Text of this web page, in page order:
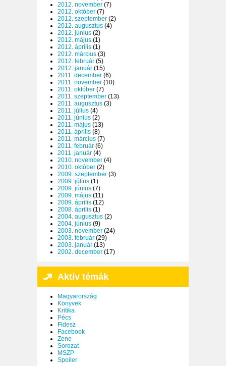
2012. november (7)
2012. október (7)
2012. szeptember (2)
2012. augusztus (4)
2012. június (2)
2012. május (1)
2012. április (1)
2012. március (3)
2012. február (5)
2012. január (15)
2011. december (6)
2011. november (10)
2011. október (7)
2011. szeptember (13)
2011. augusztus (3)
2011. július (4)
2011. június (2)
2011. május (13)
2011. április (8)
2011. március (7)
2011. február (6)
2011. január (4)
2010. november (4)
2010. október (2)
2009. szeptember (3)
2009. július (1)
2009. június (7)
2009. május (11)
2009. április (12)
2008. április (1)
2004. augusztus (2)
2004. június (9)
2003. november (24)
2003. február (29)
2003. január (13)
2002. december (17)
Aktív témák
Magyarország
Könyvek
Kritika
Pécs
Fidesz
Facebook
Zene
Sorozat
MSZP
Spoiler